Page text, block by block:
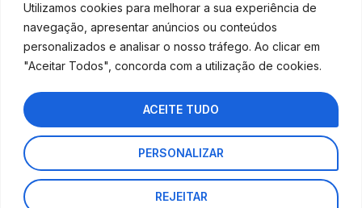
Utilizamos cookies para melhorar a sua experiência de
navegação, apresentar anúncios ou conteúdos
personalizados e analisar o nosso tráfego. Ao clicar em
"Aceitar Todos", concorda com a utilização de cookies.
PERSONALIZAR
REJEITAR
ACEITE TUDO
Interorto © 2026 - Todos os direitos reservados.